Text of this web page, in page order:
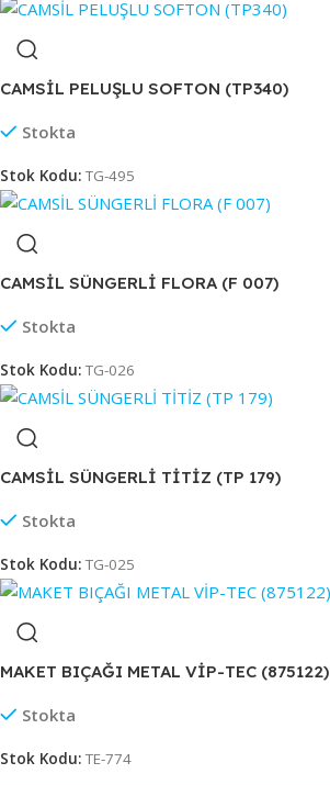
CAMSİL PELUŞLU SOFTON (TP340)
Stokta
Stok Kodu: TG-495
CAMSİL SÜNGERLİ FLORA (F 007)
Stokta
Stok Kodu: TG-026
CAMSİL SÜNGERLİ TİTİZ (TP 179)
Stokta
Stok Kodu: TG-025
MAKET BIÇAĞI METAL VİP-TEC (875122)
Stokta
Stok Kodu: TE-774